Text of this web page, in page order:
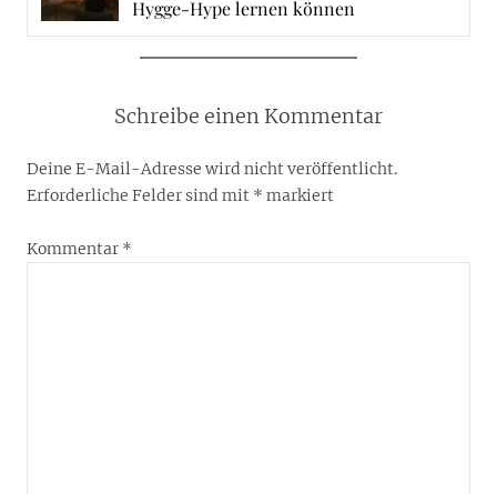
Hygge-Hype lernen können
Schreibe einen Kommentar
Deine E-Mail-Adresse wird nicht veröffentlicht.
Erforderliche Felder sind mit * markiert
Kommentar *